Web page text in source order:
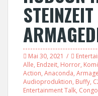
Mai 30, 2021
Alle, Endzeit, Horror,
Action, Anaconda,
Audioproduktion, Buffy,
Entertainment Talk, Congo